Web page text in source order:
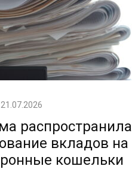
21.07.2026
распространила
вкладов на
кошельки